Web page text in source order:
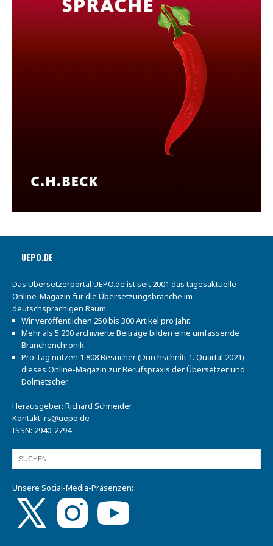
UEPO.DE
Das Übersetzerportal UEPO.de ist seit 2001 das tagesaktuelle
Online-Magazin für die Übersetzungsbranche im
deutschsprachigen Raum.
Wir veröffentlichen 250 bis 300 Artikel pro Jahr.
Mehr als 5.200 archivierte Beiträge bilden eine umfassende
Branchenchronik.
Pro Tag nutzen 1.808 Besucher (Durchschnitt 1. Quartal 2021)
dieses Online-Magazin zur Berufspraxis der Übersetzer und
Dolmetscher.
Herausgeber: Richard Schneider
Kontakt: rs@uepo.de
ISSN: 2940-2794
Unsere Social-Media-Präsenzen: